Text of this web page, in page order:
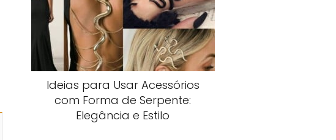
Ideias para Usar Acessórios
com Forma de Serpente:
Elegância e Estilo